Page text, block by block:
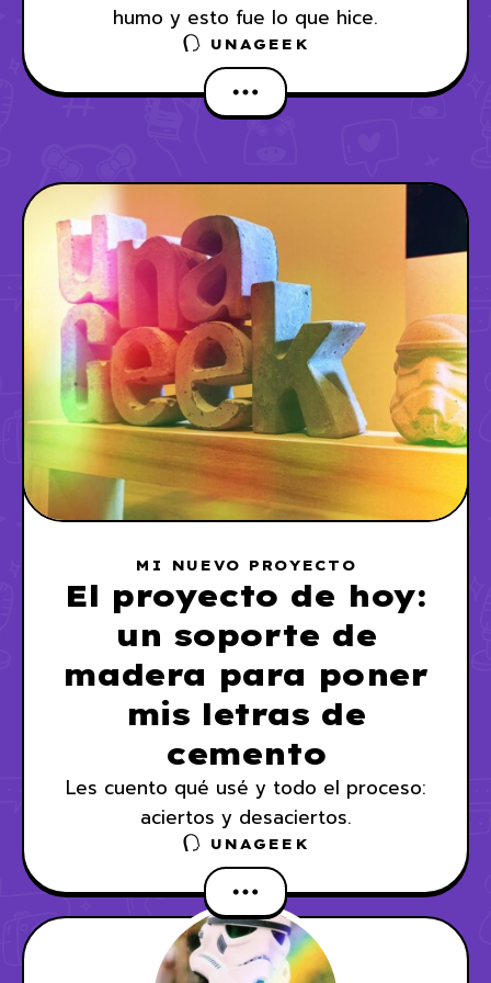
humo y esto fue lo que hice.
UNAGEEK
MI NUEVO PROYECTO
El proyecto de hoy:
un soporte de
madera para poner
mis letras de
cemento
Les cuento qué usé y todo el proceso:
aciertos y desaciertos.
UNAGEEK